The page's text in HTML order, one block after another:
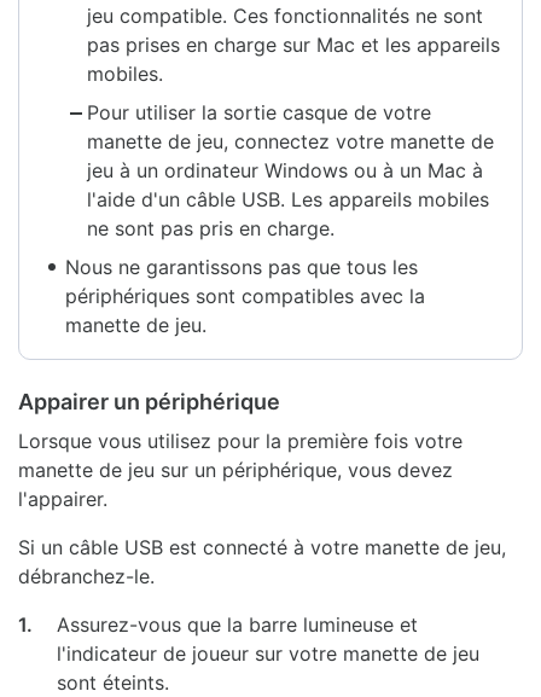
jeu compatible. Ces fonctionnalités ne sont
pas prises en charge sur Mac et les appareils
mobiles.
Pour utiliser la sortie casque de votre
manette de jeu, connectez votre manette de
jeu à un ordinateur Windows ou à un Mac à
l'aide d'un câble USB. Les appareils mobiles
ne sont pas pris en charge.
Nous ne garantissons pas que tous les
périphériques sont compatibles avec la
manette de jeu.
Appairer un périphérique
Lorsque vous utilisez pour la première fois votre
manette de jeu sur un périphérique, vous devez
l'appairer.
Si un câble USB est connecté à votre manette de jeu,
débranchez-le.
1.
Assurez-vous que la barre lumineuse et
l'indicateur de joueur sur votre manette de jeu
sont éteints.